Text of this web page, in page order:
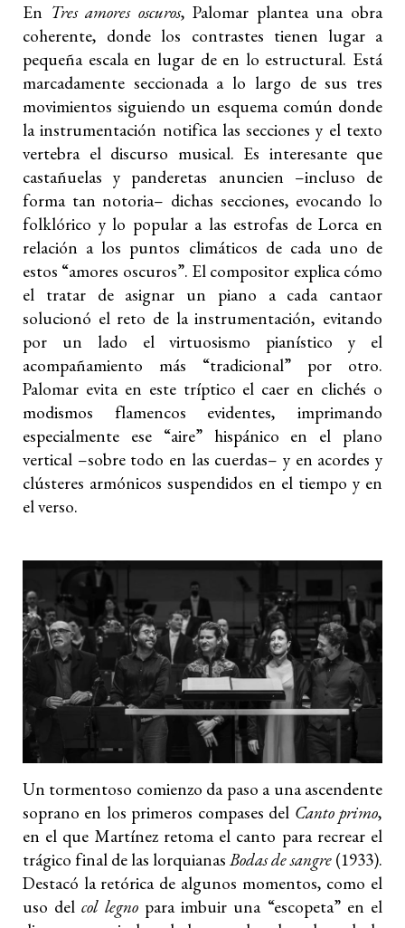
En Tres amores oscuros, Palomar plantea una obra
coherente, donde los contrastes tienen lugar a
pequeña escala en lugar de en lo estructural. Está
marcadamente seccionada a lo largo de sus tres
movimientos siguiendo un esquema común donde
la instrumentación notifica las secciones y el texto
vertebra el discurso musical. Es interesante que
castañuelas y panderetas anuncien –incluso de
forma tan notoria– dichas secciones, evocando lo
folklórico y lo popular a las estrofas de Lorca en
relación a los puntos climáticos de cada uno de
estos “amores oscuros”. El compositor explica cómo
el tratar de asignar un piano a cada cantaor
solucionó el reto de la instrumentación, evitando
por un lado el virtuosismo pianístico y el
acompañamiento más “tradicional” por otro.
Palomar evita en este tríptico el caer en clichés o
modismos flamencos evidentes, imprimando
especialmente ese “aire” hispánico en el plano
vertical –sobre todo en las cuerdas– y en acordes y
clústeres armónicos suspendidos en el tiempo y en
el verso.
Un tormentoso comienzo da paso a una ascendente
soprano en los primeros compases del Canto primo,
en el que Martínez retoma el canto para recrear el
trágico final de las lorquianasBodas de sangre (1933).
Destacó la retórica de algunos momentos, como el
uso delcol legnopara imbuir una “escopeta” en el